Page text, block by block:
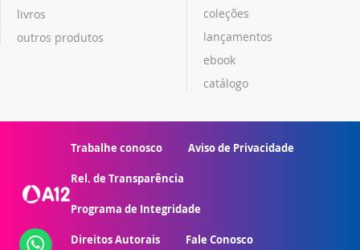
livros
outros produtos
coleções
lançamentos
ebook
catálogo
Trabalhe conosco Aviso de Privacidade
Rel. de Transparência
Programa de Integridade
Direitos Autorais Fale Conosco